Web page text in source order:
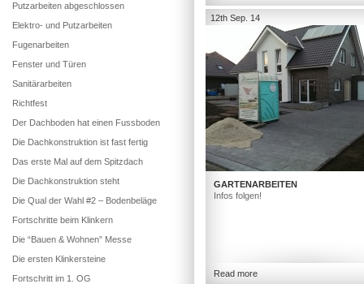
12th Sep. 14
GARTENARBEITEN
Infos folgen!
Read more
Putzarbeiten abgeschlossen
Elektro- und Putzarbeiten
Fugenarbeiten
Fenster und Türen
Sanitärarbeiten
Richtfest
Der Dachboden hat einen Fussboden
Die Dachkonstruktion ist fast fertig
Das erste Mal auf dem Spitzdach
Die Dachkonstruktion steht
Die Qual der Wahl #2 – Bodenbeläge
Fortschritte beim Klinkern
Die “Bauen & Wohnen” Messe
Die ersten Klinkersteine
Fortschritt im 1. OG